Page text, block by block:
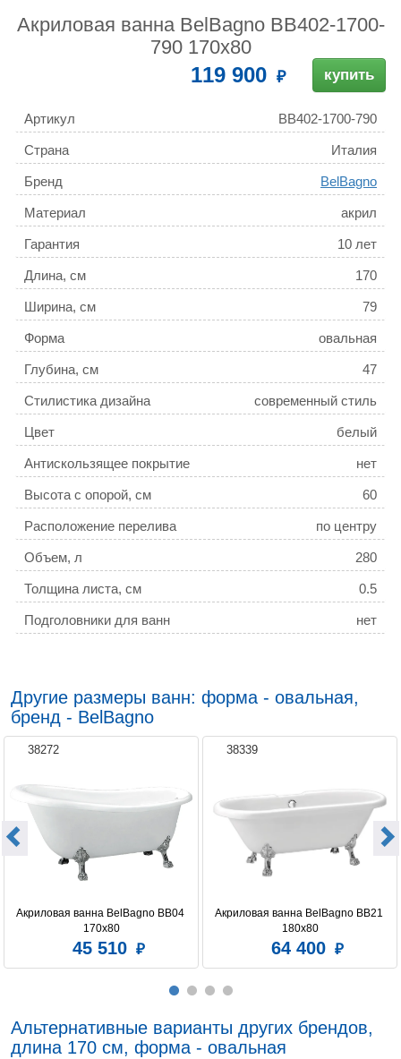
Акриловая ванна BelBagno BB402-1700-
790 170x80
119 900 купить
Артикул BB402-1700-790
Страна Италия
Бренд BelBagno
Материал акрил
Гарантия 10 лет
Длина, см 170
Ширина, см 79
Форма овальная
Глубина, см 47
Стилистика дизайна современный стиль
Цвет белый
Антискользящее покрытие нет
Высота с опорой, см 60
Расположение перелива по центру
Объем, л 280
Толщина листа, см 0.5
Подголовники для ванн нет
Другие размеры ванн: форма - овальная,
бренд - BelBagno
38272
Акриловая ванна BelBagno BB04
170x80
45 510
38339
Акриловая ванна BelBagno BB21
180x80
64 400
Альтернативные варианты других брендов,
длина 170 см, форма - овальная